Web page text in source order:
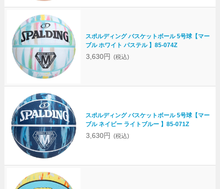
スポルディング バスケットボール 5号球【マー
ブル ホワイト パステル 】85-074Z
3,630円 (税込)
スポルディング バスケットボール 5号球【マー
ブル ネイビー ライトブルー 】85-071Z
3,630円 (税込)